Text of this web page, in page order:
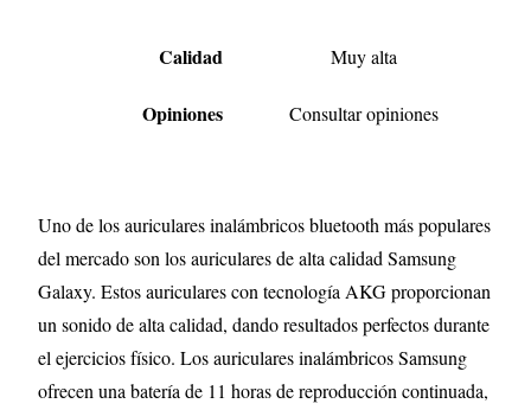
Calidad Muy alta
Opiniones Consultar opiniones
Uno de los auriculares inalámbricos bluetooth más populares
del mercado son los auriculares de alta calidad Samsung
Galaxy. Estos auriculares con tecnología AKG proporcionan
un sonido de alta calidad, dando resultados perfectos durante
el ejercicios físico. Los auriculares inalámbricos Samsung
ofrecen una batería de 11 horas de reproducción continuada,